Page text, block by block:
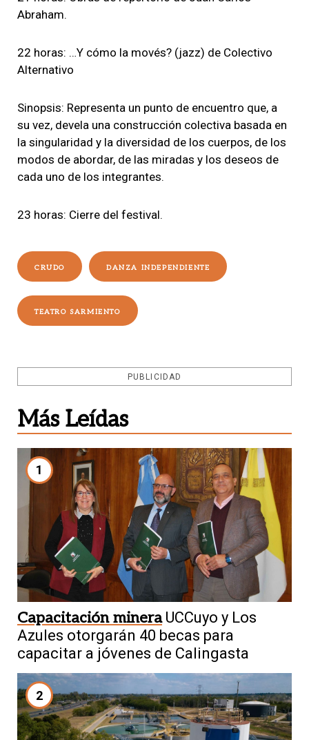
Abraham.
22 horas: …Y cómo la movés? (jazz) de Colectivo
Alternativo
Sinopsis: Representa un punto de encuentro que, a
su vez, devela una construcción colectiva basada en
la singularidad y la diversidad de los cuerpos, de los
modos de abordar, de las miradas y los deseos de
cada uno de los integrantes.
23 horas: Cierre del festival.
CRUDO DANZA INDEPENDIENTE
TEATRO SARMIENTO
PUBLICIDAD
Más Leídas
1
Capacitación minera UCCuyo y Los
Azules otorgarán 40 becas para
capacitar a jóvenes de Calingasta
2